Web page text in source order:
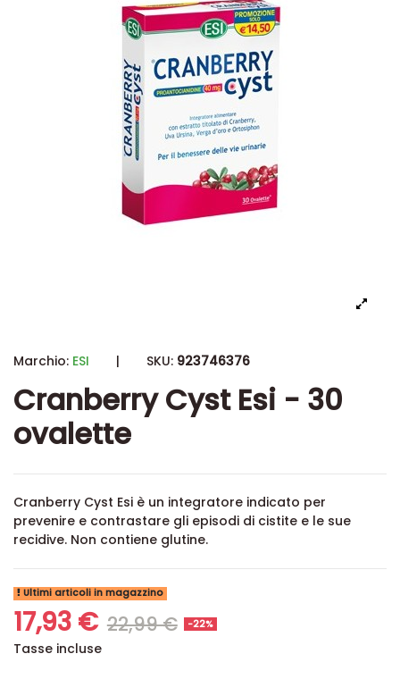
Marchio: ESI | SKU: 923746376
Cranberry Cyst Esi - 30
ovalette
Cranberry Cyst Esi è un integratore indicato per
Ultimi articoli in magazzino
17,93 €